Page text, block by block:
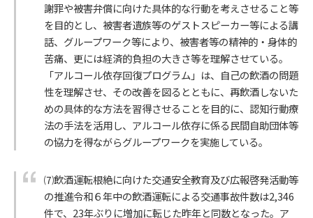
謝罪や被害弁償に向けた具体的な行動を考えさせること等
を目的とし、被害者遺族等のゲストスピーカー等による講
話、グループワーク等により、被害者等の精神的・身体的
苦痛、更には経済的負担の大きさ等を理解させている。
「アルコール依存回復プログラム」は、自己の飲酒の問題
性を理解させ、その改善を図るとともに、再飲酒しないた
めの具体的な方法を習得させることを目的に、認知行動療
法の手法を活用し、アルコール依存に係る民間自助団体等
の協力を得ながらグループワークを実施している。
⑺飲酒運転根絶に向けた交通安全教育及び広報啓発活動等
の推進令和６年中の飲酒運転による交通事故件数は2,346
件で、23年ぶりに増加に転じた昨年と同数となった。ア